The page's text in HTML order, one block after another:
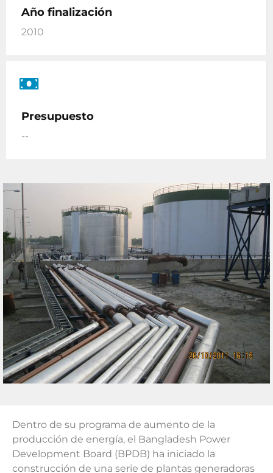
Año finalización
2010
Presupuesto
--
Dentro de su programa de aumento de la
producción de energía, el Bangladesh Power
Development Board (BPDB) ha iniciado la
construcción de una serie de plantas generadoras